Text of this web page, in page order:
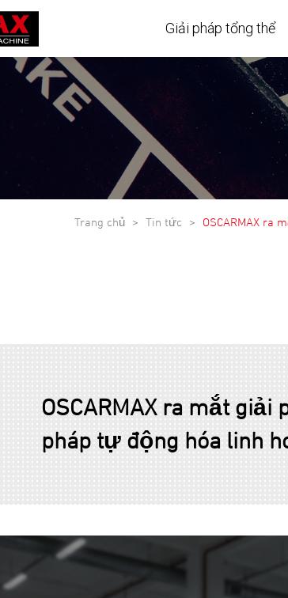
Giải pháp tổng thể
Trang chủ Tin tức OSCARMAX ra
OSCARMAX ra mắt
pháp tự động hóa linh